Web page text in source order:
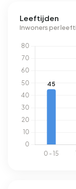
gemiddelde van
2.060 m³ per jaar
van 1.280 m³.
Leeftijden
Inwoners per